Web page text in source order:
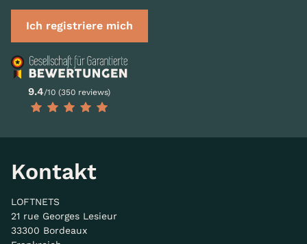
Ich registriere mich
9.4/10 (350 reviews)
Kontakt
LOFTNETS
21 rue Georges Lesieur
33300 Bordeaux